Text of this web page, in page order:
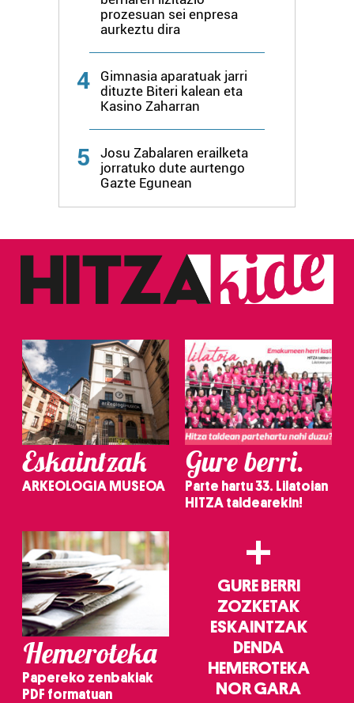
bazkideen zerrenda, beren ustez zein helburutarako
duten interes legitimoa eta horren aurka nola egin
Lortu zure datu pertsonalak prozesatzeko moduari
buruzko informazio gehiago eta ezarri zure lehentasunak
datuen atalean. Edozein unetan alda edo ken dezakezu
zure baimena Cookieen adierazpenean.
fitxategiak erabiltzen ditu. Zure esperientzia eta
zerbitzuak hobetzeko asmoz, cookie teknologiaz
baliatzen gara. Ohar hau onartuz gero, teknologia hori
irakurri
prozesuan sei enpresa
aurkeztu dira
4
Gimnasia aparatuak jarri
dituzte Biteri kalean eta
Kasino Zaharran
5
Josu Zabalaren erailketa
jorratuko dute aurtengo
Gazte Egunean
Eskaintzak
ARKEOLOGIA MUSEOA
Gure berri.
Parte hartu 33. Lilatoian
HITZA taldearekin!
Hemeroteka
Papereko zenbakiak
PDF formatuan
+
GURE BERRI
ZOZKETAK
ESKAINTZAK
DENDA
HEMEROTEKA
NOR GARA